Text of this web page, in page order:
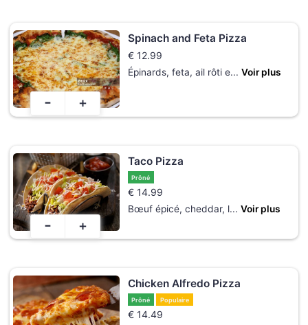
Spinach and Feta Pizza
€ 12.99
Épinards, feta, ail rôti e... Voir plus
- +
Taco Pizza
Prôné
€ 14.99
Bœuf épicé, cheddar, l... Voir plus
- +
Chicken Alfredo Pizza
Prôné Populaire
€ 14.49